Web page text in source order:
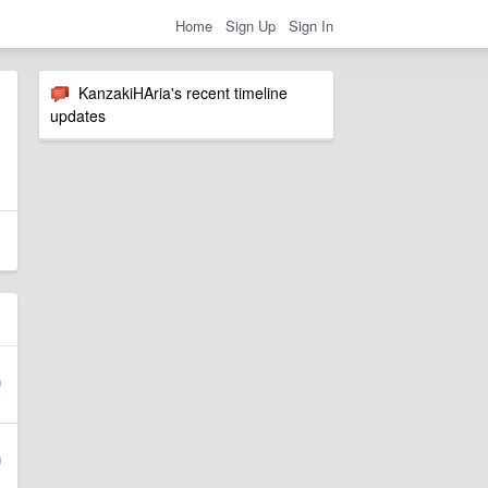
Home Sign Up Sign In
KanzakiHAria's recent timeline
updates